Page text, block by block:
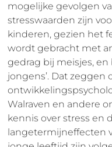
mogelijke gevolgen
stresswaarden zijn
kinderen, gezien het
wordt gebracht met
gedrag bij meisjes,
jongens’. Dat zeggen
Walraven en andere
kennis over stress en
langetermijneffecten